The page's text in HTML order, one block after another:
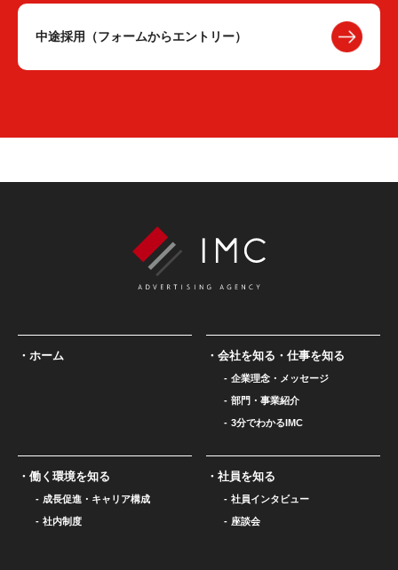
中途採用（フォームからエントリー）
ホーム 会社を知る・仕事を知る
企業理念・メッセージ
部門・事業紹介
3分でわかるIMC
働く環境を知る
成長促進・キャリア構成
社内制度
社員を知る
社員インタビュー
座談会